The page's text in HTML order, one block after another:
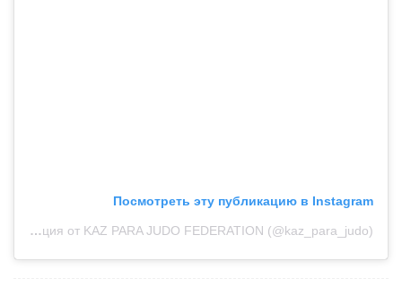
Посмотреть эту публикацию в Instagram
Публикация от KAZ PARA JUDO FEDERATION (@kaz_para_judo)